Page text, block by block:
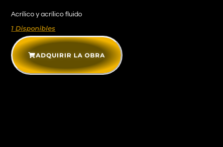
Acrílico y acrílico fluido
1 Disponibles
ADQUIRIR LA OBRA